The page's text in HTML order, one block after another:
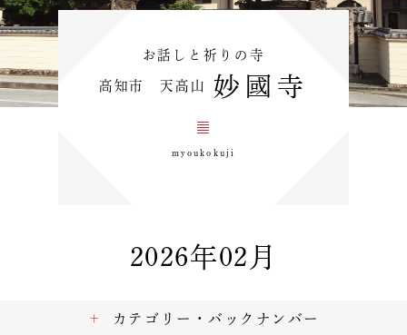
お話しと祈りの寺
高知市 天高山 妙國寺
myoukokuji
2026年02月
カテゴリー・バックナンバー